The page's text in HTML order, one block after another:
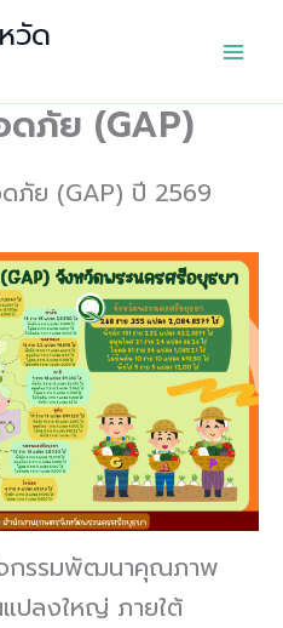
วัด
ภัย (GAP)
ภัย (GAP) ปี 2569
จกรรมพัฒนาคุณภาพ
แปลงใหญ่ ภายใต้